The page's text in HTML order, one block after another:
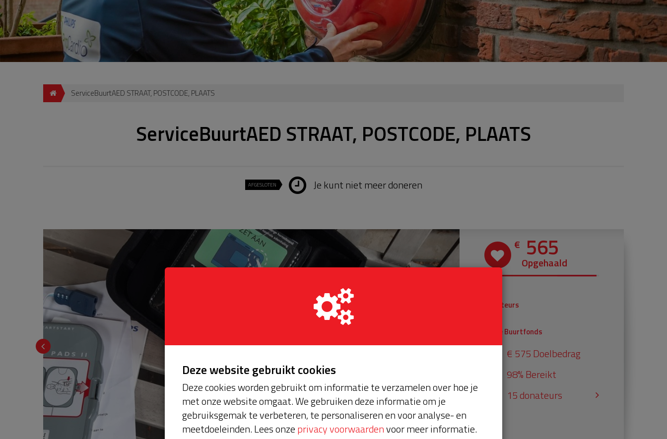
ServiceBuurtAED STRAAT, POSTCODE, PLAATS
ServiceBuurtAED STRAAT, POSTCODE, PLAATS
AFGESLOTEN Je kunt niet meer doneren
€ 565
Opgehaald
Donateurs
Univé Buurtfonds
€ 575 Doelbedrag
98% Bereikt
15 donateurs
Deze website gebruikt cookies
Deze cookies worden gebruikt om informatie te verzamelen over hoe je
met onze website omgaat. We gebruiken deze informatie om je
gebruiksgemak te verbeteren, te personaliseren en voor analyse- en
meetdoeleinden. Lees onzeprivacy voorwaardenvoor meer informatie.